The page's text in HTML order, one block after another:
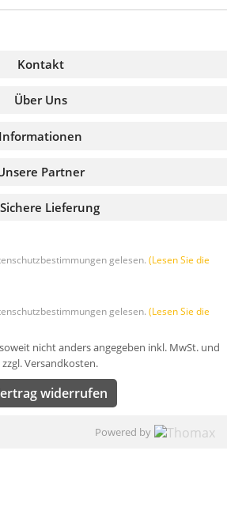
Kontakt
Über Uns
Informationen
Sichere Lieferung
Partner
gelesen. (Lesen Sie die
gelesen. (Lesen Sie die
nicht anders angegeben inkl. MwSt. und
zzgl. Versandkosten.
widerrufen
Powered by